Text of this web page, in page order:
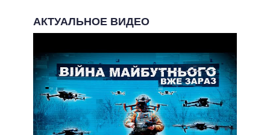
АКТУАЛЬНОЕ ВИДЕО